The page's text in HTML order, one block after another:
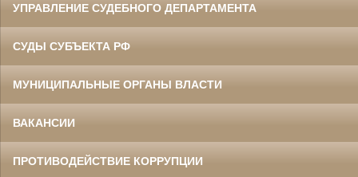
УПРАВЛЕНИЕ СУДЕБНОГО ДЕПАРТАМЕНТА
СУДЫ СУБЪЕКТА РФ
МУНИЦИПАЛЬНЫЕ ОРГАНЫ ВЛАСТИ
ВАКАНСИИ
ПРОТИВОДЕЙСТВИЕ КОРРУПЦИИ